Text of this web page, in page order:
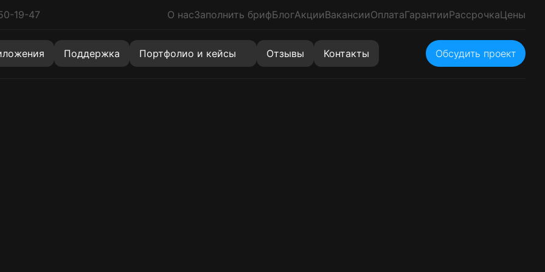
19-47 О насЗаполнить брифБлогАкцииВакансииОплатаГарантииРассрочкаЦены
Поддержка Портфолио и кейсы Отзывы Контакты Обсудить проект
с политикой персональных данных